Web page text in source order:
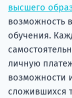
высшего
возможность
обучения.
личную
возможности
сложившихся